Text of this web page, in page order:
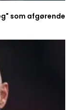
som afgørende